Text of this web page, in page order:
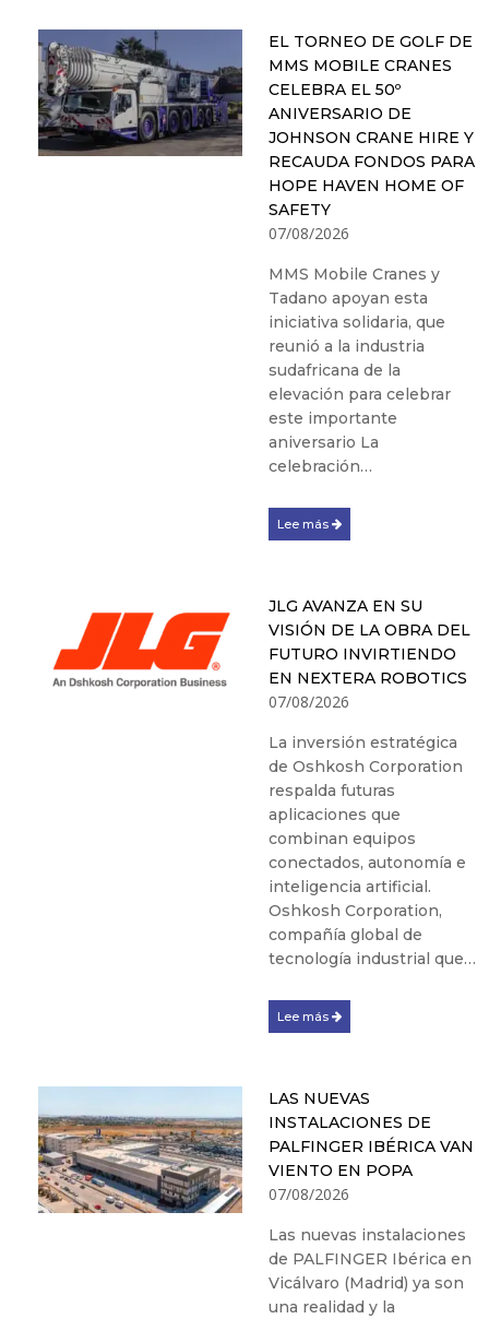
EL TORNEO DE GOLF DE
MMS MOBILE CRANES
CELEBRA EL 50º
ANIVERSARIO DE
JOHNSON CRANE HIRE Y
RECAUDA FONDOS PARA
HOPE HAVEN HOME OF
SAFETY
07/08/2026
MMS Mobile Cranes y
Tadano apoyan esta
iniciativa solidaria, que
reunió a la industria
sudafricana de la
elevación para celebrar
este importante
aniversario La
celebración…
Lee más
JLG AVANZA EN SU
VISIÓN DE LA OBRA DEL
FUTURO INVIRTIENDO
EN NEXTERA ROBOTICS
07/08/2026
La inversión estratégica
de Oshkosh Corporation
respalda futuras
aplicaciones que
combinan equipos
conectados, autonomía e
inteligencia artificial.
Oshkosh Corporation,
compañía global de
tecnología industrial que…
Lee más
LAS NUEVAS
INSTALACIONES DE
PALFINGER IBÉRICA VAN
VIENTO EN POPA
07/08/2026
Las nuevas instalaciones
de PALFINGER Ibérica en
Vicálvaro (Madrid) ya son
una realidad y la